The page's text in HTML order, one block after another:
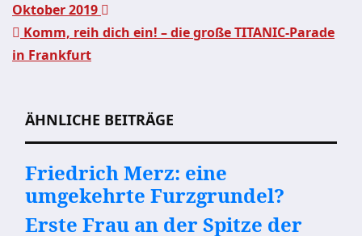
Beitragsnavigation
Oktober 2019
Komm, reih dich ein! – die große TITANIC-Parade
in Frankfurt
ÄHNLICHE BEITRÄGE
Friedrich Merz: eine
umgekehrte Furzgrundel?
Erste Frau an der Spitze der